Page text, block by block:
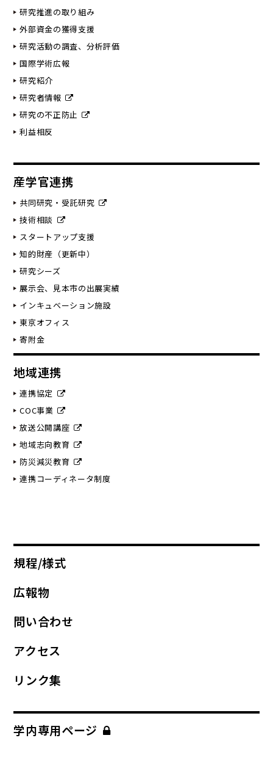
研究推進の取り組み
外部資金の獲得支援
研究活動の調査、分析評価
国際学術広報
研究紹介
研究者情報
研究の不正防止
利益相反
産学官連携
共同研究・受託研究
技術相談
スタートアップ支援
知的財産（更新中）
研究シーズ
展示会、見本市の出展実績
インキュベーション施設
東京オフィス
寄附金
地域連携
連携協定
COC事業
放送公開講座
地域志向教育
防災減災教育
連携コーディネータ制度
規程/様式
広報物
問い合わせ
アクセス
リンク集
学内専用ページ